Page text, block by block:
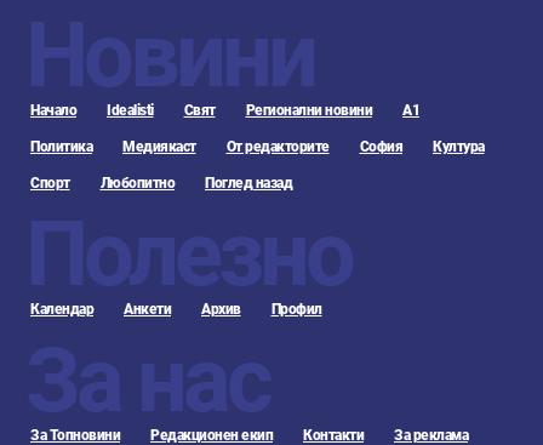
Новини
Начало Idealisti Свят Регионални новини А1
Политика Медиякаст От редакторите София Култура
Спорт Любопитно Поглед назад
Полезно
Календар Анкети Архив Профил
За нас
За Топновини Редакционен екип Контакти За реклама